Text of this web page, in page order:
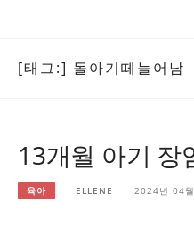
[태그:] 돌아기떼늘어남
13개월 아기 장
육아 ELLENE 2024년 04